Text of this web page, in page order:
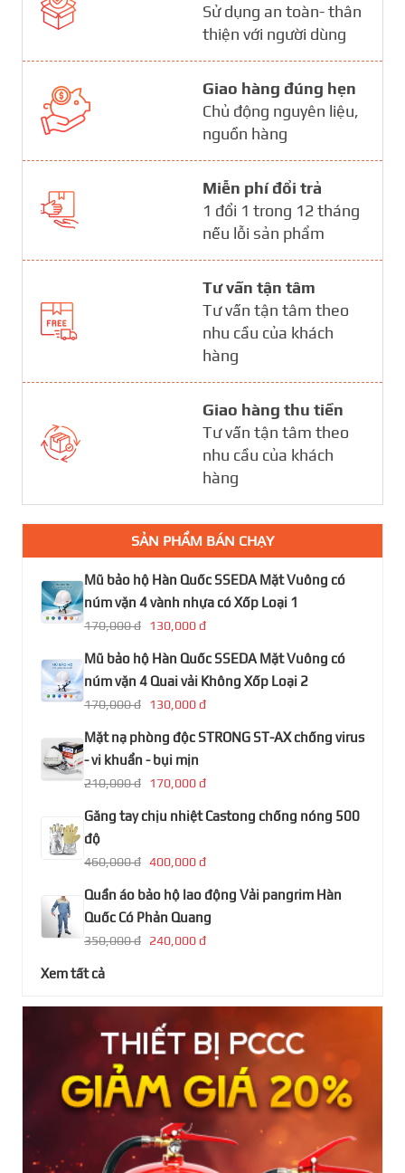
Sử dụng an toàn- thân
thiện với người dùng
Giao hàng đúng hẹn
Chủ động nguyên liệu,
nguồn hàng
Miễn phí đổi trả
1 đổi 1 trong 12 tháng
nếu lỗi sản phẩm
Tư vấn tận tâm
Tư vấn tận tâm theo
nhu cầu của khách
hàng
Giao hàng thu tiền
Tư vấn tận tâm theo
nhu cầu của khách
hàng
SẢN PHẨM BÁN CHẠY
Mũ bảo hộ Hàn Quốc SSEDA Mặt Vuông có
núm vặn 4 vành nhựa có Xốp Loại 1
170,000 đ 130,000 đ
Mũ bảo hộ Hàn Quốc SSEDA Mặt Vuông có
núm vặn 4 Quai vải Không Xốp Loại 2
170,000 đ 130,000 đ
Mặt nạ phòng độc STRONG ST-AX chống virus
- vi khuẩn - bụi mịn
210,000 đ 170,000 đ
Găng tay chịu nhiệt Castong chống nóng 500
độ
460,000 đ 400,000 đ
Quần áo bảo hộ lao động Vải pangrim Hàn
Quốc Có Phản Quang
350,000 đ 240,000 đ
Xem tất cả